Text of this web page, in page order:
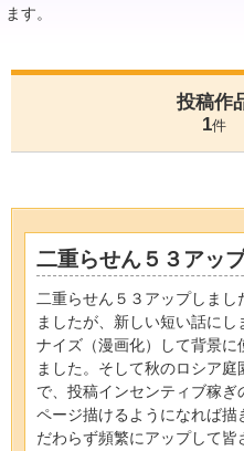
ます。
投稿作
1件
二重らせん５３アッ
二重らせん５３アップしま
ましたが、新しい短い話に
ナイズ（漫画化）して背景
ました。そして秋のロシア
で、投稿インセンティブ稼
ページ描けるようになれば描
だわらず頻繁にアップして